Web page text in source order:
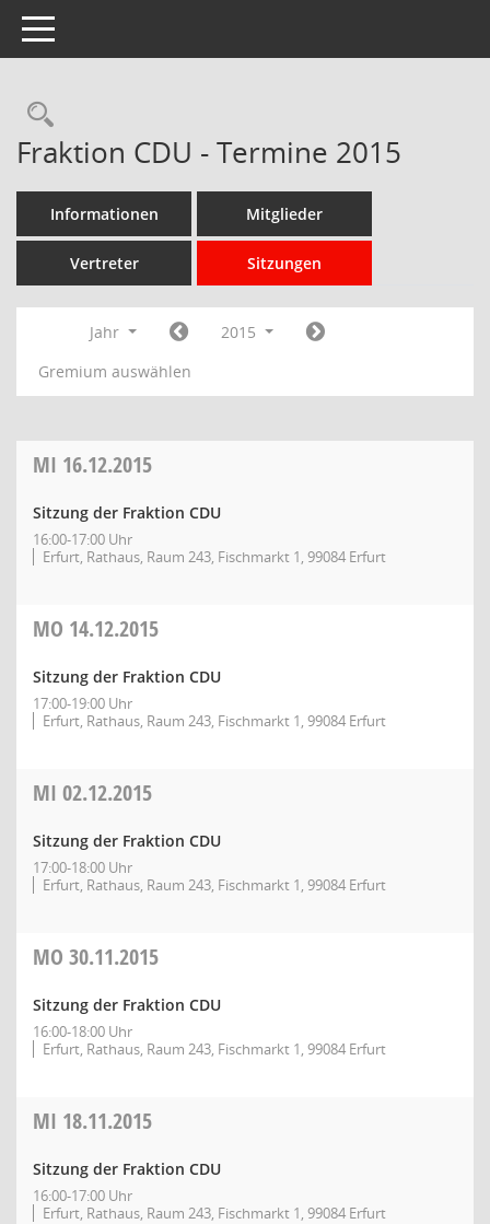
Toggle navigation
Rechercheauswahl
Fraktion CDU - Termine 2015
Informationen Mitglieder
Vertreter Sitzungen
Jahr
2015
Gremium auswählen
MI 16.12.2015
Sitzung der Fraktion CDU
16:00-17:00 Uhr
Erfurt, Rathaus, Raum 243, Fischmarkt 1, 99084 Erfurt
MO 14.12.2015
Sitzung der Fraktion CDU
17:00-19:00 Uhr
Erfurt, Rathaus, Raum 243, Fischmarkt 1, 99084 Erfurt
MI 02.12.2015
Sitzung der Fraktion CDU
17:00-18:00 Uhr
Erfurt, Rathaus, Raum 243, Fischmarkt 1, 99084 Erfurt
MO 30.11.2015
Sitzung der Fraktion CDU
16:00-18:00 Uhr
Erfurt, Rathaus, Raum 243, Fischmarkt 1, 99084 Erfurt
MI 18.11.2015
Sitzung der Fraktion CDU
16:00-17:00 Uhr
Erfurt, Rathaus, Raum 243, Fischmarkt 1, 99084 Erfurt